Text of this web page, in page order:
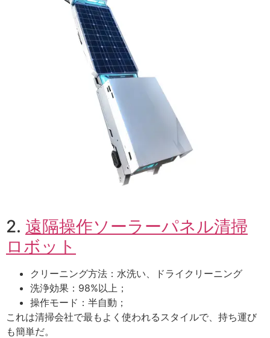
2. 遠隔操作ソーラーパネル清掃
ロボット
クリーニング方法：水洗い、ドライクリーニング
洗浄効果：98%以上；
操作モード：半自動；
これは清掃会社で最もよく使われるスタイルで、持ち運び
も簡単だ。